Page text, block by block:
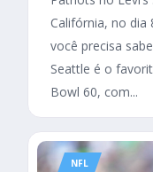
Califórnia, no dia
você precisa
Seattle é o
Bowl 60, com...
NFL